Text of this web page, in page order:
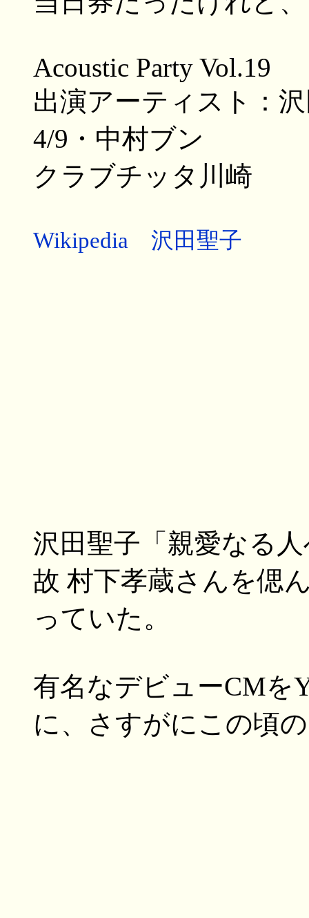
Acoustic Party Vol.19
出演アーティスト：
4/9・中村ブン
クラブチッタ川崎
Wikipedia 沢田聖子
沢田聖子「親愛なる
故 村下孝蔵さんを偲
っていた。
有名なデビューCM
に、さすがにこの頃